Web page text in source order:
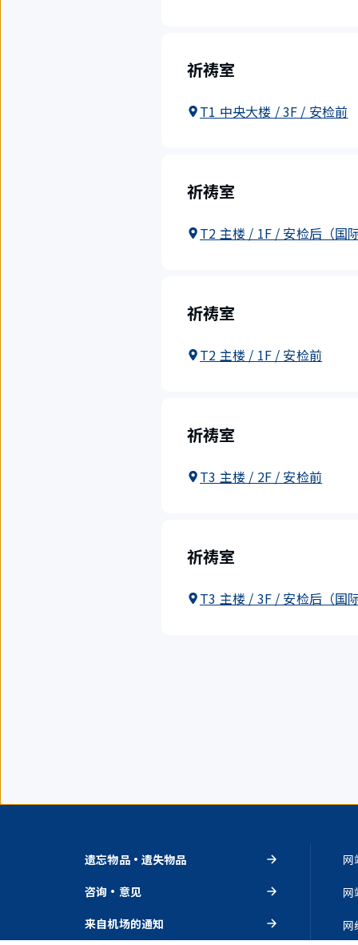
祈祷室
T1 中央大楼 / 3F / 安检前
祈祷室
T2 主楼 / 1F / 安检后（国际
祈祷室
T2 主楼 / 1F / 安检前
祈祷室
T3 主楼 / 2F / 安检前
祈祷室
T3 主楼 / 3F / 安检后（国际
遗忘物品・遗失物品
咨询・意见
来自机场的通知
网
网
网